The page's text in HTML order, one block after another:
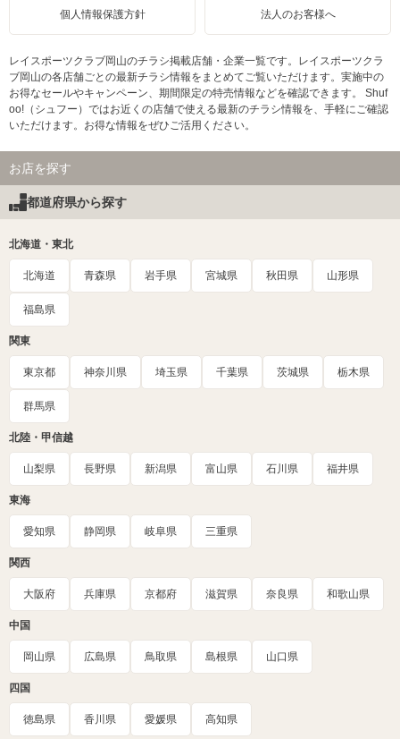
個人情報保護方針 法人のお客様へ
レイスポーツクラブ岡山のチラシ掲載店舗・企業一覧です。レイスポーツクラ
ブ岡山の各店舗ごとの最新チラシ情報をまとめてご覧いただけます。実施中の
お得なセールやキャンペーン、期間限定の特売情報などを確認できます。 Shuf
oo!（シュフー）ではお近くの店舗で使える最新のチラシ情報を、手軽にご確認
いただけます。お得な情報をぜひご活用ください。
お店を探す
都道府県から探す
北海道・東北
北海道 青森県 岩手県 宮城県 秋田県 山形県
福島県
関東
東京都 神奈川県 埼玉県 千葉県 茨城県 栃木県
群馬県
北陸・甲信越
山梨県 長野県 新潟県 富山県 石川県 福井県
東海
愛知県 静岡県 岐阜県 三重県
関西
大阪府 兵庫県 京都府 滋賀県 奈良県 和歌山県
中国
岡山県 広島県 鳥取県 島根県 山口県
四国
徳島県 香川県 愛媛県 高知県